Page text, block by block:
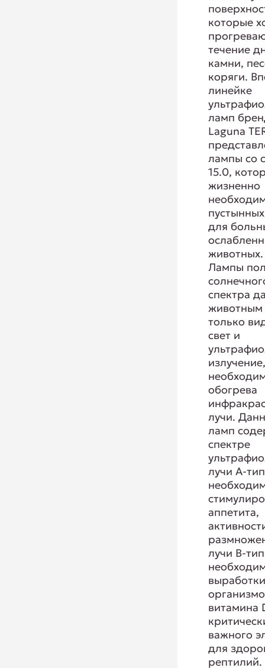
которые
течение
камни,
коряги.
линейке
ламп
Laguna
лампы со
15.0,
жизненно
для
животных.
Лампы
спектра
животным
только
свет и
обогрева
лучи.
ламп
спектре
лучи А-
аппетита,
лучи В-
витамина
важного
для
рептилий.